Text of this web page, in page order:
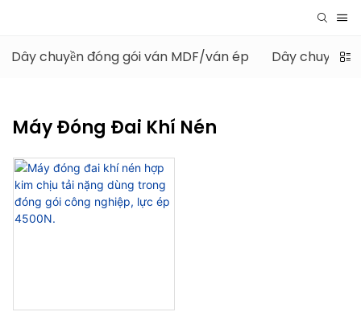
Dây chuyền đóng gói ván MDF/ván ép Dây chuyền
Máy Đóng Đai Khí Nén